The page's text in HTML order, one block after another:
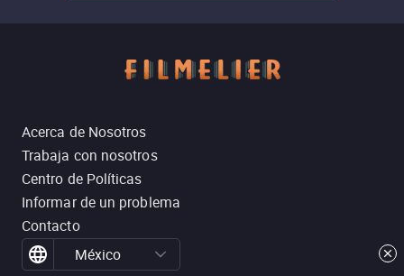
Acerca de Nosotros
Trabaja con nosotros
Centro de Políticas
Informar de un problema
Contacto
México